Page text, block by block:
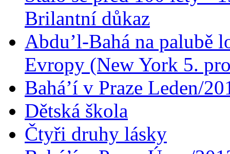
Brilantní důkaz
Abdu’l-Bahá na palubě
Evropy (New York 5.
Bahá’í v Praze Leden/
Dětská škola
Čtyři druhy lásky